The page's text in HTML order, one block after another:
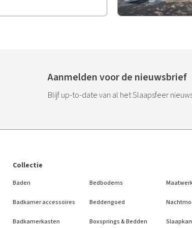
Aanmelden voor de nieuwsbrief
Blijf up-to-date van al het Slaapsfeer
Collectie
Baden
Badkamer accessoires
Badkamerkasten
Bedbodems
Beddengoed
Boxsprings & Bedden